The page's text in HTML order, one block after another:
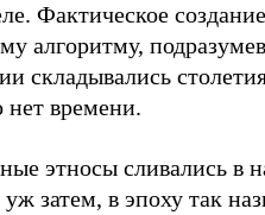
Фактическое
алгоритму,
складывались
нет времени.
этносы сливались в
затем, в эпоху так